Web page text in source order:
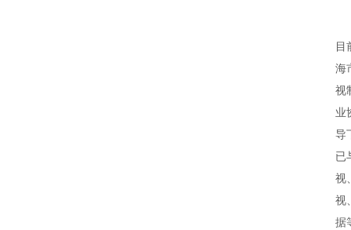
目
海
视
业
导
已
视
视
据